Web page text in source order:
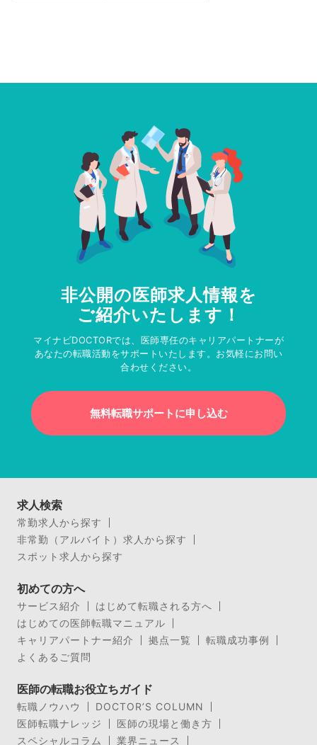
非公開の医師求人情報を
ご紹介いたします！
マイナビDOCTORでは、医師専任のキャリアパートナーが
あなたの転職活動をサポートいたします。お気軽にお問い
合わせください。
無料転職サポートに申し込む
求人検索
常勤求人から探す
非常勤（アルバイト）求人から探す
スポット求人から探す
初めての方へ
サービス紹介
はじめて転職される方へ
はじめての医師転職マニュアル
キャリアパートナー紹介
拠点一覧
転職成功事例
よくあるご質問
医師の転職お役立ちガイド
転職ノウハウ
DOCTOR’S COLUMN
医師転職ナレッジ
医師の現場と働き方
スペシャルコラム
業界ニュース